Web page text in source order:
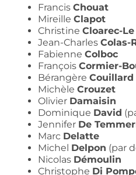
Francis Chouat
Mireille Clapot
Christine Cloarec-
Jean-Charles Colas-
Fabienne Colboc
François Cormier-
Bérangère Couillard
Michèle Crouzet
Olivier Damaisin
Dominique David
Jennifer De
Marc Delatte
Michel Delpon (par
Nicolas Démoulin
Christophe Di